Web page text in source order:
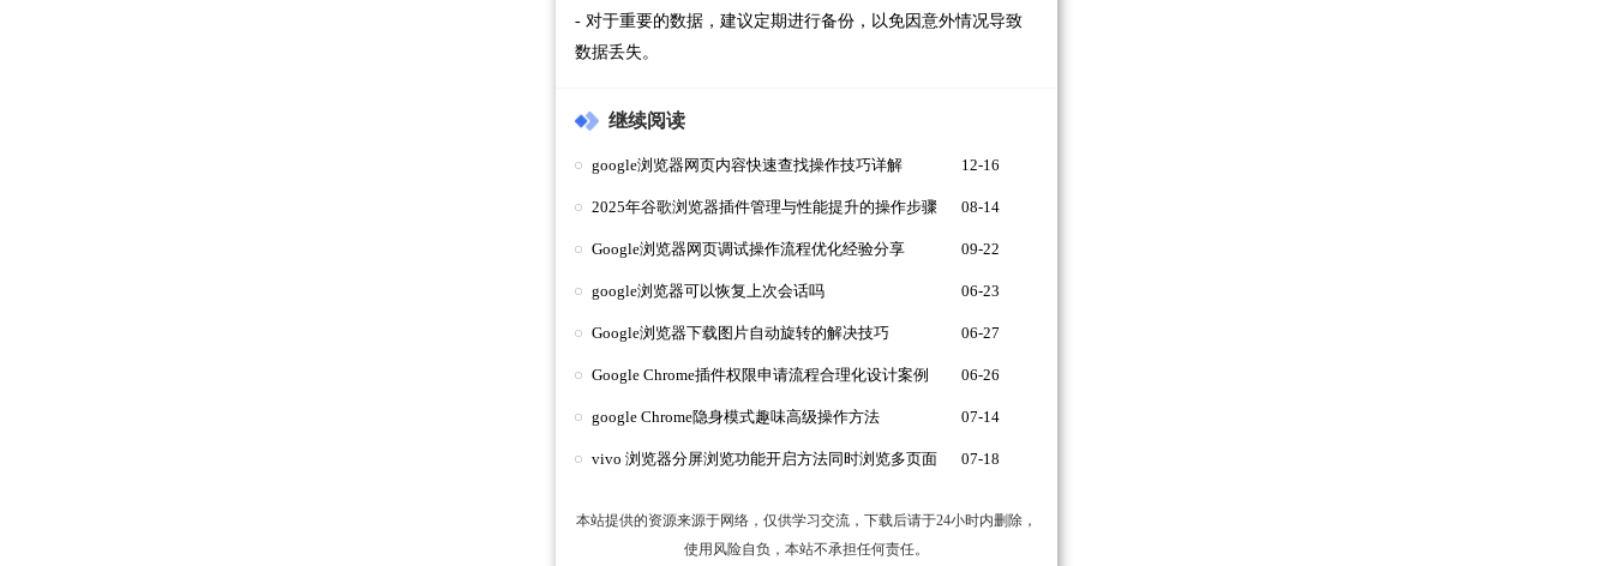
- 对于重要的数据，建议定期进行备份，以免因意外情况导致
数据丢失。
继续阅读
google浏览器网页内容快速查找操作技巧详解 12-16
2025年谷歌浏览器插件管理与性能提升的操作步骤 08-14
Google浏览器网页调试操作流程优化经验分享 09-22
google浏览器可以恢复上次会话吗 06-23
Google浏览器下载图片自动旋转的解决技巧 06-27
Google Chrome插件权限申请流程合理化设计案例 06-26
google Chrome隐身模式趣味高级操作方法 07-14
vivo 浏览器分屏浏览功能开启方法同时浏览多页面 07-18
本站提供的资源来源于网络，仅供学习交流，下载后请于24小时内删除，
使用风险自负，本站不承担任何责任。